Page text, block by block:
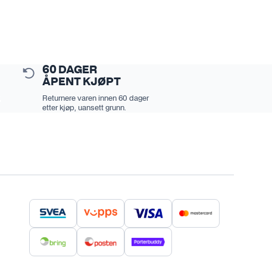
60 DAGER
ÅPENT KJØPT
Returnere varen innen 60 dager
etter kjøp, uansett grunn.